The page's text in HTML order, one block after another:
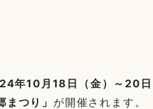
年10月18日（金）～20日
つり」 が開催されます。